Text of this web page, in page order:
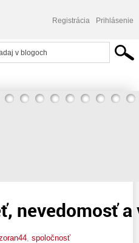
Registrácia Prihlásenie
nevedomosť
spoločnosť